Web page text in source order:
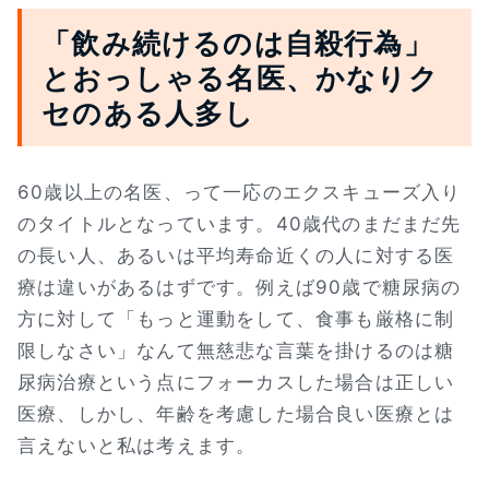
「飲み続けるのは自殺行為」
とおっしゃる名医、かなりク
セのある人多し
60歳以上の名医、って一応のエクスキューズ入り
のタイトルとなっています。40歳代のまだまだ先
の長い人、あるいは平均寿命近くの人に対する医
療は違いがあるはずです。例えば90歳で糖尿病の
方に対して「もっと運動をして、食事も厳格に制
限しなさい」なんて無慈悲な言葉を掛けるのは糖
尿病治療という点にフォーカスした場合は正しい
医療、しかし、年齢を考慮した場合良い医療とは
言えないと私は考えます。